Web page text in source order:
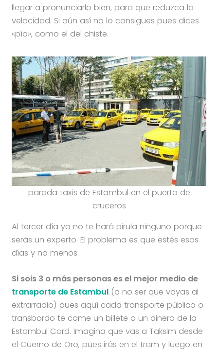
llegar a pronunciarlo bien, para que reduzca la
velocidad. Si aún así no lo consigues pues dices
«pío», como el del chiste.
parada taxis de Estambul en el puerto de
cruceros
Al tercer día ya no te hará pirula ninguno porque
serás un experto. El problema es que estés esos
días y no menos.
Si sois 3 o más personas es el mejor medio de
transportede Estambul(a no ser que vayas al
extrarradio) pues aquí cada transporte público o
transbordo te come un billete o un dinero de la
Estambul Card. Imagina que vas a Taksim desde
el Cuerno de Oro, pues irás en el tram y luego en